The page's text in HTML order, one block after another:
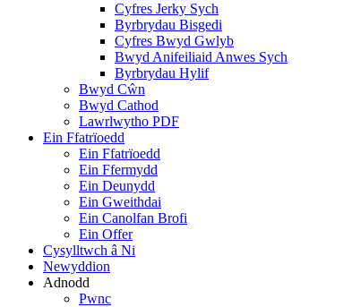
Cyfres Jerky Sych
Byrbrydau Bisgedi
Cyfres Bwyd Gwlyb
Bwyd Anifeiliaid Anwes Sych
Byrbrydau Hylif
Bwyd Cŵn
Bwyd Cathod
Lawrlwytho PDF
Ein Ffatrïoedd
Ein Ffatrïoedd
Ein Ffermydd
Ein Deunydd
Ein Gweithdai
Ein Canolfan Brofi
Ein Offer
Cysylltwch â Ni
Newyddion
Adnodd
Pwnc